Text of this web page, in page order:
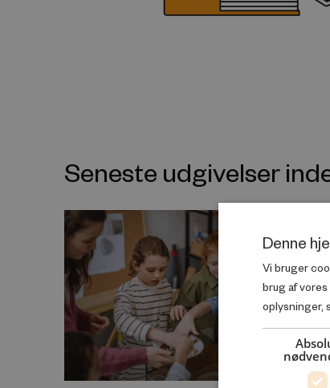
Seneste udgivelser
Denne
Vi bruger
brug af
oplysninger,